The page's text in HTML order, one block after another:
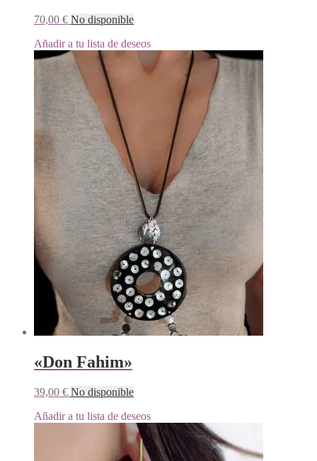
70,00 € No disponible
Añadir a tu lista de deseos
«Don Fahim»
39,00 € No disponible
Añadir a tu lista de deseos